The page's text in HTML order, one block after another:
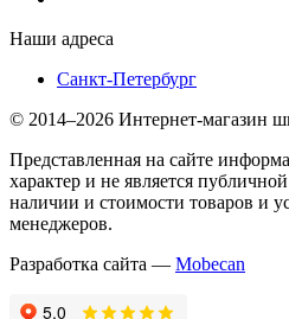
Наши адреса
Санкт-Петербург
© 2014–2026 Интернет-магазин
Представленная на сайте
характер и не является
наличии и стоимости товаров и
менеджеров.
Разработка сайта — Mobecan